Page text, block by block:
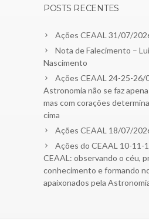
POSTS RECENTES
Ações CEAAL 31/07/
Nota de Falecimento –
Nascimento
Ações CEAAL 24-25-26/
Astronomia não se faz
mas com corações
cima
Ações CEAAL 18/07/
Ações do CEAAL 10-11-
CEAAL: observando o céu,
conhecimento e formando
apaixonados pela